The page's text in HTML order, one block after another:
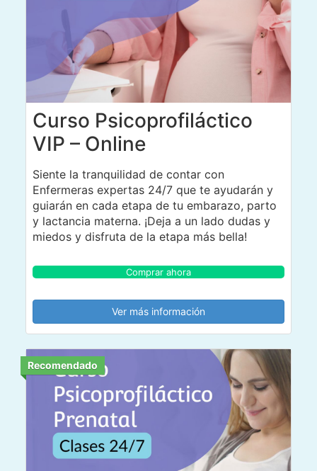
Curso Psicoprofiláctico
VIP – Online
Siente la tranquilidad de contar con
Enfermeras expertas 24/7 que te ayudarán y
guiarán en cada etapa de tu embarazo, parto
y lactancia materna. ¡Deja a un lado dudas y
miedos y disfruta de la etapa más bella!
Comprar ahora
Ver más información
Recomendado